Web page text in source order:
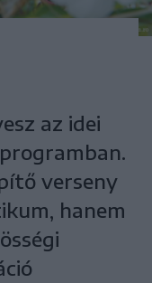
az idei
verseny
hanem